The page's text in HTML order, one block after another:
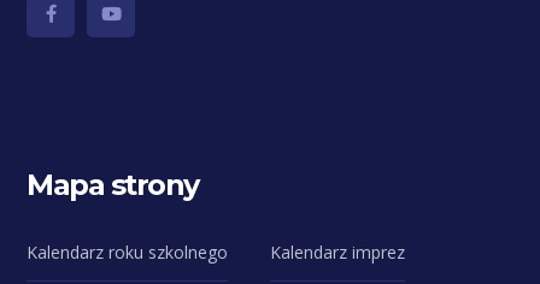
Mapa strony
Kalendarz roku szkolnego Kalendarz imprez